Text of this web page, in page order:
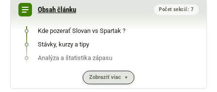
Obsah článku Počet sekcií: 7
Kde pozerať Slovan vs Spartak ?
Stávky, kurzy a tipy
Analýza a štatistika zápasu
Zobraziť viac